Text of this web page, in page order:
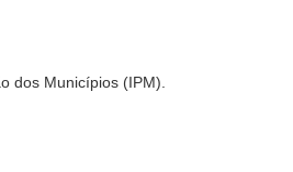
dos Municípios (IPM).